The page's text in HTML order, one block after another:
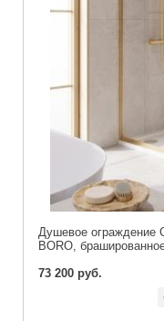
Душевое ограждение
BORO,
73 200 руб.